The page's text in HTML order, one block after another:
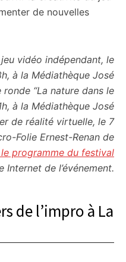
de nouvelles
vidéo indépendant, le
à la Médiathèque José
“La nature dans le
à la Médiathèque José
de réalité virtuelle, le 7
Folie Ernest-Renan de
programme du festival
Internet de l’événement.
de l’impro à La